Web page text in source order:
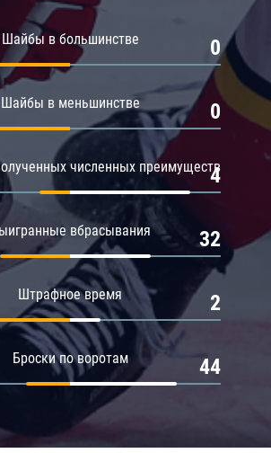
Шайбы в большинстве 0
Шайбы в меньшинстве 0
численных преимуществ
4
вбрасывания 32
Штрафное время 2
Броски по воротам 44